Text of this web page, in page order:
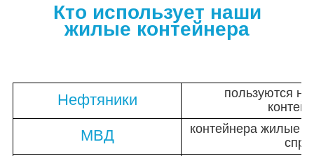
Кто использует наши
жилые контейнера
Нефтяники
пользуются
МВД
контейнера жилые